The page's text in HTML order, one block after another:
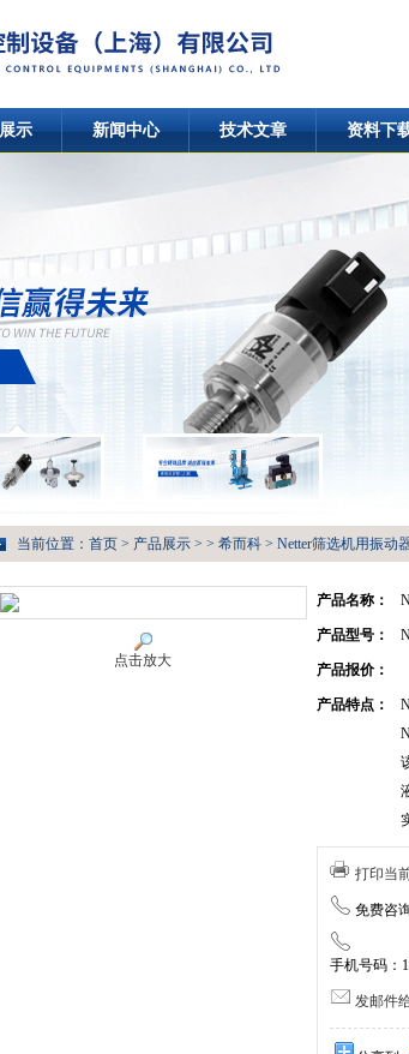
示 新闻中心 技术文章 资料下
当前位置： 首页 > 产品展示 > > 希而科 > Netter筛选机用振动
点击放大
产品名称：
产品型号：
产品报价：
产品特点：
打印当
免费咨
手机号码：
发邮件